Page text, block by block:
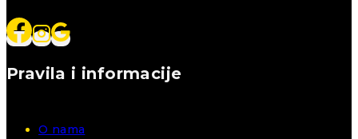
Pravila i informacije
O nama